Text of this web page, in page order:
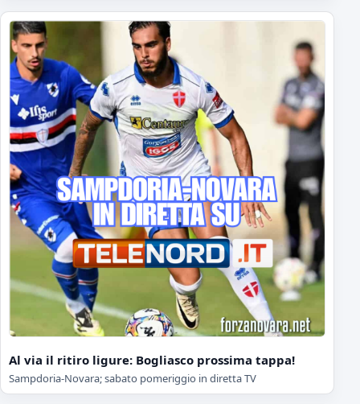
Al via il ritiro ligure: Bogliasco prossima tappa!
Sampdoria-Novara; sabato pomeriggio in diretta TV